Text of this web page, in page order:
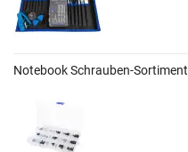
Notebook Schrauben-